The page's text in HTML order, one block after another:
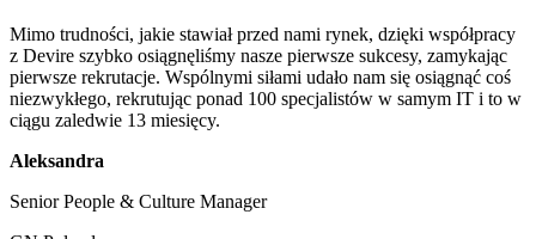
Mimo trudności, jakie stawiał przed nami rynek, dzięki współpracy
z Devire szybko osiągnęliśmy nasze pierwsze sukcesy, zamykając
pierwsze rekrutacje. Wspólnymi siłami udało nam się osiągnąć coś
niezwykłego, rekrutując ponad 100 specjalistów w samym IT i to w
ciągu zaledwie 13 miesięcy.
Aleksandra
Senior People & Culture Manager